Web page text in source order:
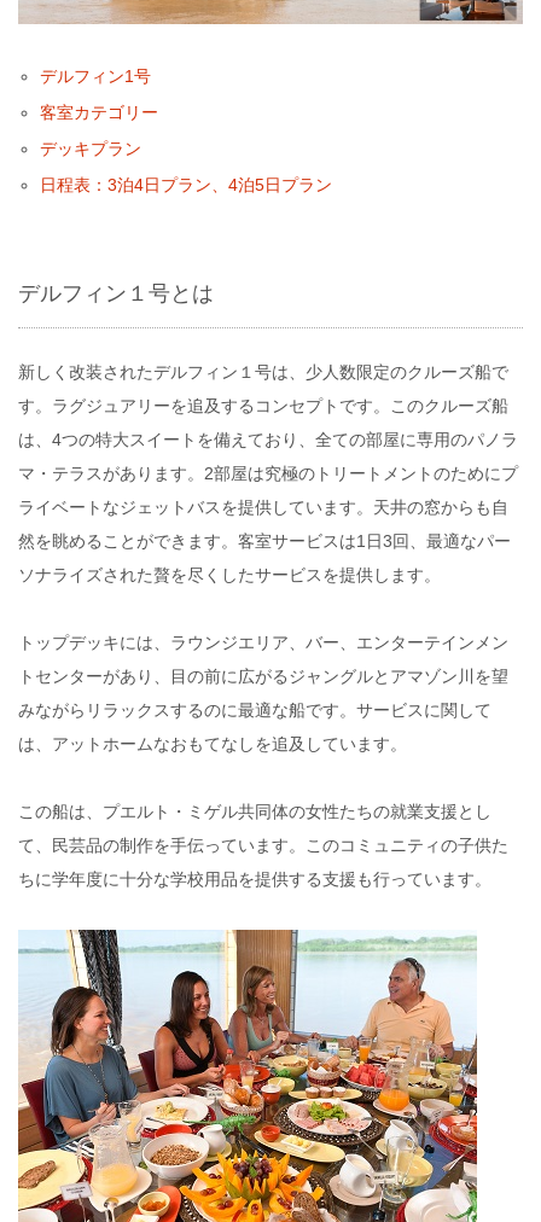
デルフィン1号
客室カテゴリー
デッキプラン
日程表：3泊4日プラン、4泊5日プラン
デルフィン１号とは
新しく改装されたデルフィン１号は、少人数限定のクルーズ船で
す。ラグジュアリーを追及するコンセプトです。このクルーズ船
は、4つの特大スイートを備えており、全ての部屋に専用のパノラ
マ・テラスがあります。2部屋は究極のトリートメントのためにプ
ライベートなジェットバスを提供しています。天井の窓からも自
然を眺めることができます。客室サービスは1日3回、最適なパー
ソナライズされた贅を尽くしたサービスを提供します。
トップデッキには、ラウンジエリア、バー、エンターテインメン
トセンターがあり、目の前に広がるジャングルとアマゾン川を望
みながらリラックスするのに最適な船です。サービスに関して
は、アットホームなおもてなしを追及しています。
この船は、プエルト・ミゲル共同体の女性たちの就業支援とし
て、民芸品の制作を手伝っています。このコミュニティの子供た
ちに学年度に十分な学校用品を提供する支援も行っています。